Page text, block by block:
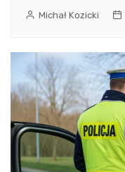
Michał Kozicki